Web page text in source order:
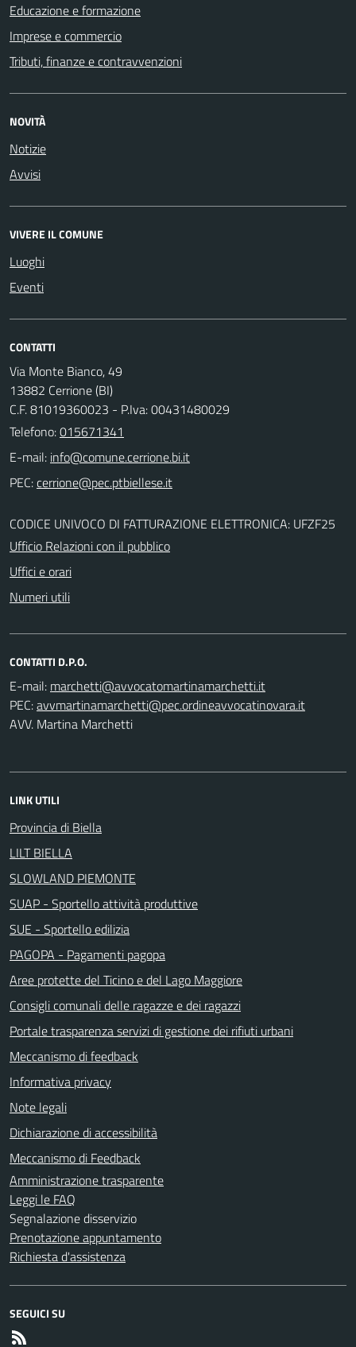
Educazione e formazione
Imprese e commercio
Tributi, finanze e contravvenzioni
NOVITÀ
Notizie
Avvisi
VIVERE IL COMUNE
Luoghi
Eventi
CONTATTI
Via Monte Bianco, 49
13882 Cerrione (BI)
C.F. 81019360023 - P.Iva: 00431480029
Telefono:015671341
E-mail:
PEC:
CODICE UNIVOCO DI FATTURAZIONE ELETTRONICA: UFZF25
Ufficio Relazioni con il pubblico
Uffici e orari
Numeri utili
CONTATTI D.P.O.
E-mail:
PEC:
AVV. Martina Marchetti
LINK UTILI
Provincia di Biella
LILT BIELLA
SLOWLAND PIEMONTE
SUAP - Sportello attività produttive
SUE - Sportello edilizia
PAGOPA - Pagamenti pagopa
Aree protette del Ticino e del Lago Maggiore
Consigli comunali delle ragazze e dei ragazzi
Portale trasparenza servizi di gestione dei rifiuti urbani
Meccanismo di feedback
Informativa privacy
Note legali
Dichiarazione di accessibilità
Meccanismo di Feedback
Amministrazione trasparente
Leggi le FAQ
Segnalazione disservizio
Prenotazione appuntamento
Richiesta d'assistenza
SEGUICI SU